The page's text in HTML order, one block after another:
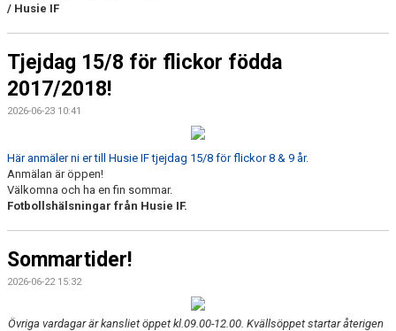
/ Husie IF
Tjejdag 15/8 för flickor födda
2017/2018!
2026-06-23 10:41
Här anmäler ni er till Husie IF tjejdag 15/8 för flickor 8 & 9 år.
Anmälan är öppen!
Välkomna och ha en fin sommar.
Fotbollshälsningar från Husie IF.
Sommartider!
2026-06-22 15:32
Övriga vardagar är kansliet öppet kl.09.00-12.00. Kvällsöppet startar återigen